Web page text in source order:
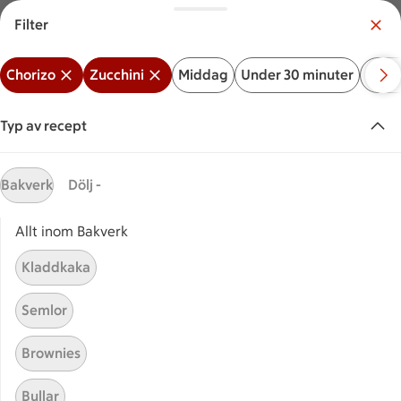
Meny Logga in
Vilken är din butik? Välj butik
Start
Sök ingrediens eller recept
Inga förslag
Chorizo
ReceptVisar 5 stycken
(5)
Lasagne med chorizo,
Filter
Chorizo Zucchini Middag Under 30 minuter
Typ av recept
Bakverk Dölj -
Allt inom Bakverk
Kladdkaka
Semlor
Brownies
Bullar